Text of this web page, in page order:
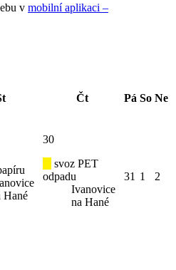
v mobilní aplikaci –
Čt Pá So Ne
Hané
30
svoz PET
odpadu
Ivanovice
na Hané
31 1 2